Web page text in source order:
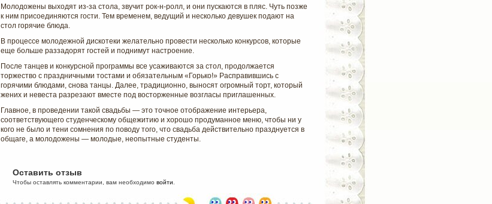
Молодожены выходят из-за стола, звучит рок-н-ролл, и они пускаются в пляс. Чуть позже
к ним присоединяются гости. Тем временем, ведущий и несколько девушек подают на
стол горячие блюда.
В процессе молодежной дискотеки желательно провести несколько конкурсов, которые
еще больше раззадорят гостей и поднимут настроение.
После танцев и конкурсной программы все усаживаются за стол, продолжается
торжество с праздничными тостами и обязательным «Горько!» Расправившись с
горячими блюдами, снова танцы. Далее, традиционно, выносят огромный торт, который
жених и невеста разрезают вместе под восторженные возгласы приглашенных.
Главное, в проведении такой свадьбы — это точное отображение интерьера,
соответствующего студенческому общежитию и хорошо продуманное меню, чтобы ни у
кого не было и тени сомнения по поводу того, что свадьба действительно празднуется в
общаге, а молодожены — молодые, неопытные студенты.
Оставить отзыв
Чтобы оставлять комментарии, вам необходимо войти